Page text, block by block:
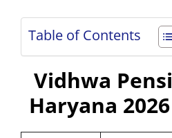
Table of Contents
Vidhwa
Haryana